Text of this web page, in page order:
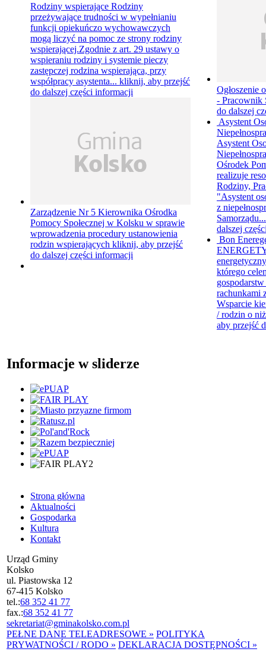
Rodziny wspierające Rodziny
przeżywające trudności w wypełnianiu
funkcji opiekuńczo wychowawczych
mogą liczyć na pomoc ze strony rodziny
wspierającej.Zgodnie z art. 29 ustawy o
wspieraniu rodziny i systemie pieczy
zastępczej rodzina wspierająca, przy
współpracy asystenta... kliknij, aby przejść
do dalszej części informacji
Zarządzenie Nr 5 Kierownika Ośrodka
Pomocy Społecznej w Kolsku w sprawie
wprowadzenia procedury ustanowienia
rodzin wspierających kliknij, aby przejść
do dalszej części informacji
Ogłoszenie
- Pracownik
do dalszej
Asystent
Asystent
Ośrodek
realizuje
Rodziny,
"Asystent
z
dalszej
Bon
którego
rachunkami
Wsparcie
/ rodzin o
aby przejść
Informacje w sliderze
Strona główna
Aktualności
Gospodarka
Kultura
Kontakt
Urząd Gminy
Kolsko
ul. Piastowska 12
67-415 Kolsko
tel.:68 352 41 77
fax.:68 352 41 77
sekretariat@gminakolsko.com.pl
PEŁNE DANE TELEADRESOWE » POLITYKA
PRYWATNOŚCI / RODO » DEKLARACJA DOSTĘPNOŚCI »